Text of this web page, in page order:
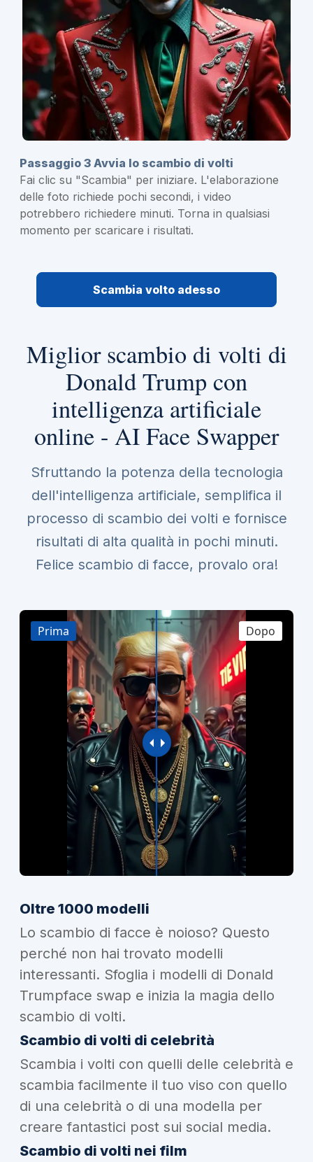
Passaggio 3 Avvia lo scambio di volti
Fai clic su "Scambia" per iniziare. L'elaborazione
delle foto richiede pochi secondi, i video
potrebbero richiedere minuti. Torna in qualsiasi
momento per scaricare i risultati.
Scambia volto adesso
Miglior scambio di volti di
Donald Trump con
intelligenza artificiale
online - AI Face Swapper
Sfruttando la potenza della tecnologia
dell'intelligenza artificiale, semplifica il
processo di scambio dei volti e fornisce
risultati di alta qualità in pochi minuti.
Felice scambio di facce, provalo ora!
Dopo
Prima
Oltre 1000 modelli
Lo scambio di facce è noioso? Questo
perché non hai trovato modelli
interessanti. Sfoglia i modelli di Donald
Trumpface swap e inizia la magia dello
scambio di volti.
Scambio di volti di celebrità
Scambia i volti con quelli delle celebrità e
scambia facilmente il tuo viso con quello
di una celebrità o di una modella per
creare fantastici post sui social media.
Scambio di volti nei film